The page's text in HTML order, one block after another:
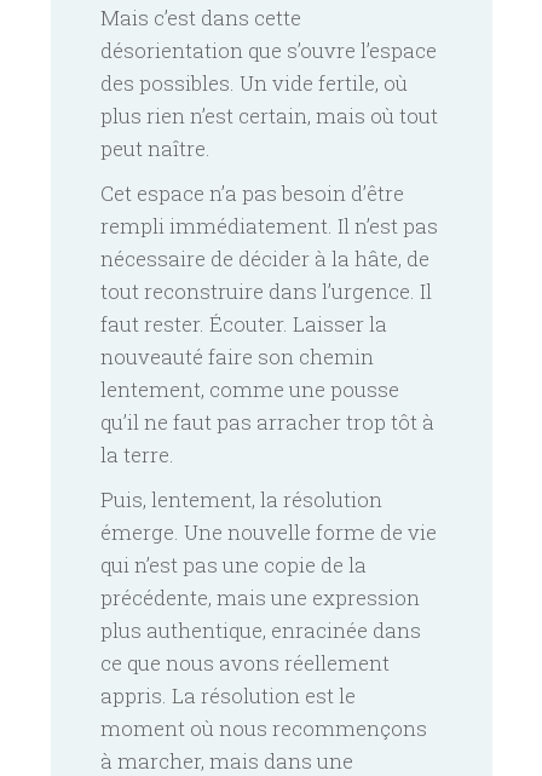
Mais c’est dans cette
désorientation que s’ouvre l’espace
des possibles. Un vide fertile, où
plus rien n’est certain, mais où tout
peut naître.
Cet espace n’a pas besoin d’être
rempli immédiatement. Il n’est pas
nécessaire de décider à la hâte, de
tout reconstruire dans l’urgence. Il
faut rester. Écouter. Laisser la
nouveauté faire son chemin
lentement, comme une pousse
qu’il ne faut pas arracher trop tôt à
la terre.
Puis, lentement, la résolution
émerge. Une nouvelle forme de vie
qui n’est pas une copie de la
précédente, mais une expression
plus authentique, enracinée dans
ce que nous avons réellement
appris. La résolution est le
moment où nous recommençons
à marcher, mais dans une